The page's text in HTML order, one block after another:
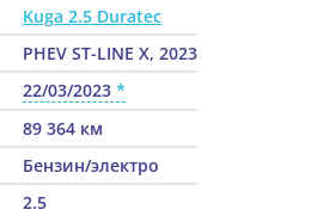
Kuga 2.5 Duratec
PHEV ST-LINE X, 2023
22/03/2023
89 364 км
Бензин/электро
2.5